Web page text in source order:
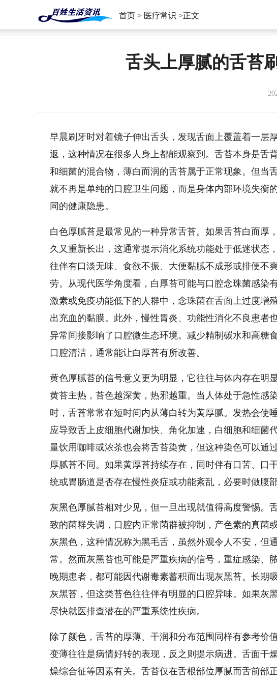
首页 > 医疗常识 >正文
舌头上厚腻的舌苔
早晨刷牙时对着镜子伸出舌头，发现舌面上覆盖着一层
返，这种情况在很多人身上都能观察到。舌苔本身是舌
和细菌的混合物，薄白而润的舌苔属于正常现象。但当
就不再是单纯的口腔卫生问题，而是身体内部环境失衡
同的健康隐患。
白色厚腻苔是最常见的一种异常舌苔。如果舌苔白而厚
久又重新长出，这通常提示消化系统功能处于低迷状态
往伴有口淡无味、食欲不振、大便黏腻不成形或排便不
劳。从现代医学角度看，白厚苔可能与口腔念珠菌感染
激素或免疫功能低下的人群中，念珠菌在舌面上过度增
出充血的黏膜。此外，慢性胃炎、功能性消化不良患者
异常间接影响了口腔微生态环境。减少精制碳水和高糖
口腔清洁，通常能让白厚苔有所改善。
黄色厚腻苔的信号意义更为明显，它往往与体内存在明
黄苔主热，苔色越深黄，热邪越重。当人体处于急性感
时，舌苔常常在短时间内从薄白转为黄厚腻。发热会使
应导致舌上皮细胞代谢加快、角化加速，白细胞和细菌
量饮用咖啡或浓茶也会将舌苔染黄，但这种染色可以通
厚腻苔不同。如果黄厚苔持续存在，同时伴有口苦、口
统或胃肠道是否存在慢性炎症或功能紊乱，必要时做腹
灰黑色厚腻苔相对少见，但一旦出现就值得高度警惕。
致的菌群失调，口腔内正常菌群被抑制，产色素的真菌
灰黑色，这种情况称为黑毛舌，虽然外观令人不安，但
常。然而灰黑苔也可能是严重疾病的信号，重症感染、
晚期患者，都可能因代谢毒素蓄积而出现灰黑苔。长期
灰黑苔，但这类苔色往往伴有明显的口腔异味。如果灰
尽快就医排查潜在的严重系统性疾病。
除了颜色，舌苔的厚薄、干润和分布范围同样有参考价
变薄往往是病情好转的表现，反之则提示病进。舌面干
燥综合征等因素有关。舌苔仅在舌根部位厚腻而舌前部